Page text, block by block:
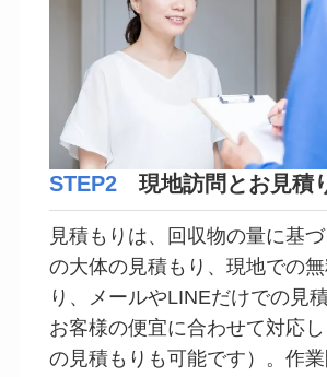
STEP2現地訪問とお見積
見積もりは、回収物の量に基
の大体の見積もり、現地での
り、メールやLINEだけでの見
お客様の便宜に合わせて対応
の見積もりも可能です）。作